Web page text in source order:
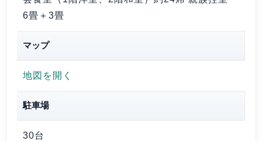
6畳＋3畳
マップ
地図を開く
駐車場
30台